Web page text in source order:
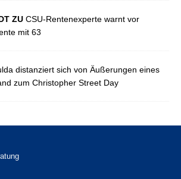
ZU CSU-Rentenexperte warnt vor
mit 63
distanziert sich von Äußerungen eines
zum Christopher Street Day